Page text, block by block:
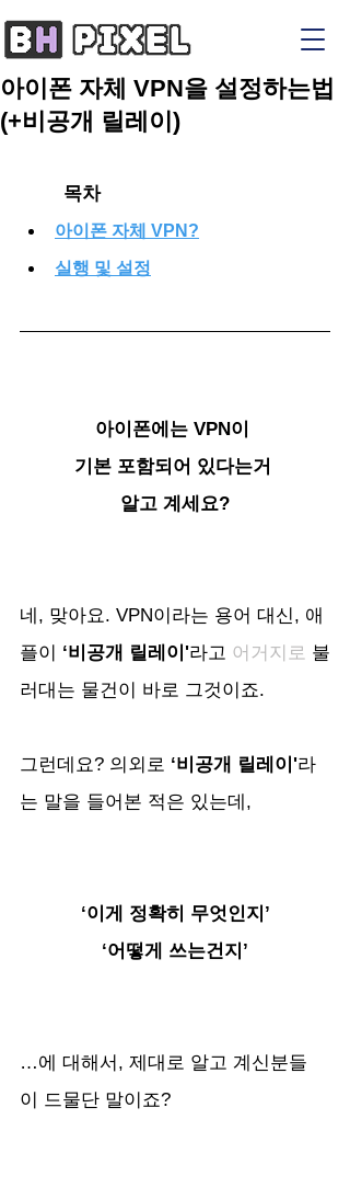
아이폰 자체 VPN을 설정하는법
(+비공개 릴레이)
목차
아이폰 자체 VPN?
실행 및 설정
아이폰에는 VPN이
기본 포함되어 있다는거
알고 계세요?
네, 맞아요. VPN이라는 용어 대신, 애
플이 ‘비공개 릴레이'라고 어거지로 불
러대는 물건이 바로 그것이죠.
그런데요? 의외로 ‘비공개 릴레이'라
는 말을 들어본 적은 있는데,
‘이게 정확히 무엇인지’
‘어떻게 쓰는건지’
…에 대해서, 제대로 알고 계신분들
이 드물단 말이죠?